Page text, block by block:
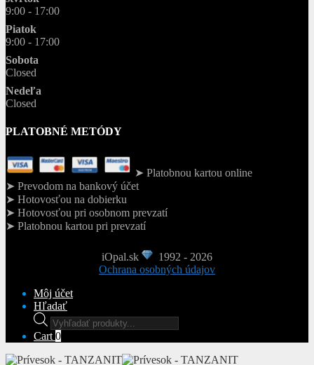
9:00 - 17:00
Piatok
9:00 - 17:00
Sobota
Closed
Nedeľa
Closed
PLATOBNÉ METÓDY
➤ Platobnou kartou online
➤ Prevodom na bankový účet
➤ Hotovosťou na dobierku
➤ Hotovosťou pri osobnom prevzatí
➤ Platobnou kartou pri prevzatí
iOpal.sk
1992 - 2026
Ochrana osobných údajov
Môj účet
Hľadať
Products
search
Cart 0